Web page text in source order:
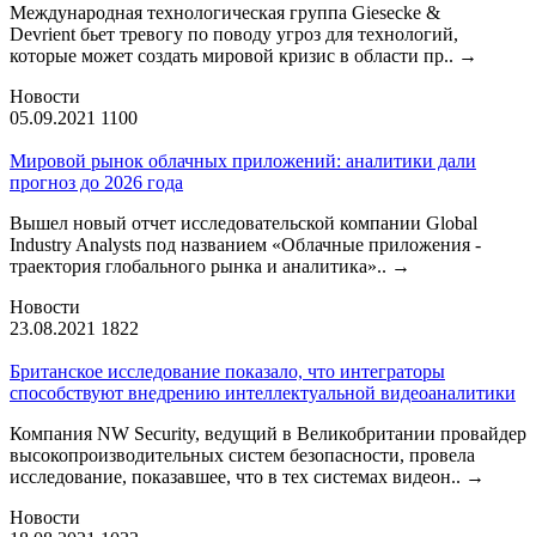
Международная технологическая группа Giesecke &
Devrient бьет тревогу по поводу угроз для технологий,
которые может создать мировой кризис в области пр.. →
Новости
05.09.2021 1100
Мировой рынок облачных приложений: аналитики дали
прогноз до 2026 года
Вышел новый отчет исследовательской компании Global
Industry Analysts под названием «Облачные приложения -
траектория глобального рынка и аналитика».. →
Новости
23.08.2021 1822
Британское исследование показало, что интеграторы
способствуют внедрению интеллектуальной видеоаналитики
Компания NW Security, ведущий в Великобритании провайдер
высокопроизводительных систем безопасности, провела
исследование, показавшее, что в тех системах видеон.. →
Новости